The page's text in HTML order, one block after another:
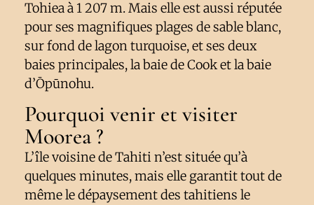
Tohiea à 1 207 m. Mais elle est aussi réputée
pour ses magnifiques plages de sable blanc,
sur fond de lagon turquoise, et ses deux
baies principales, la baie de Cook et la baie
d’Ōpūnohu.
Pourquoi venir et visiter
Moorea ?
L’île voisine de Tahiti n’est située qu’à
quelques minutes, mais elle garantit tout de
même le dépaysement des tahitiens le